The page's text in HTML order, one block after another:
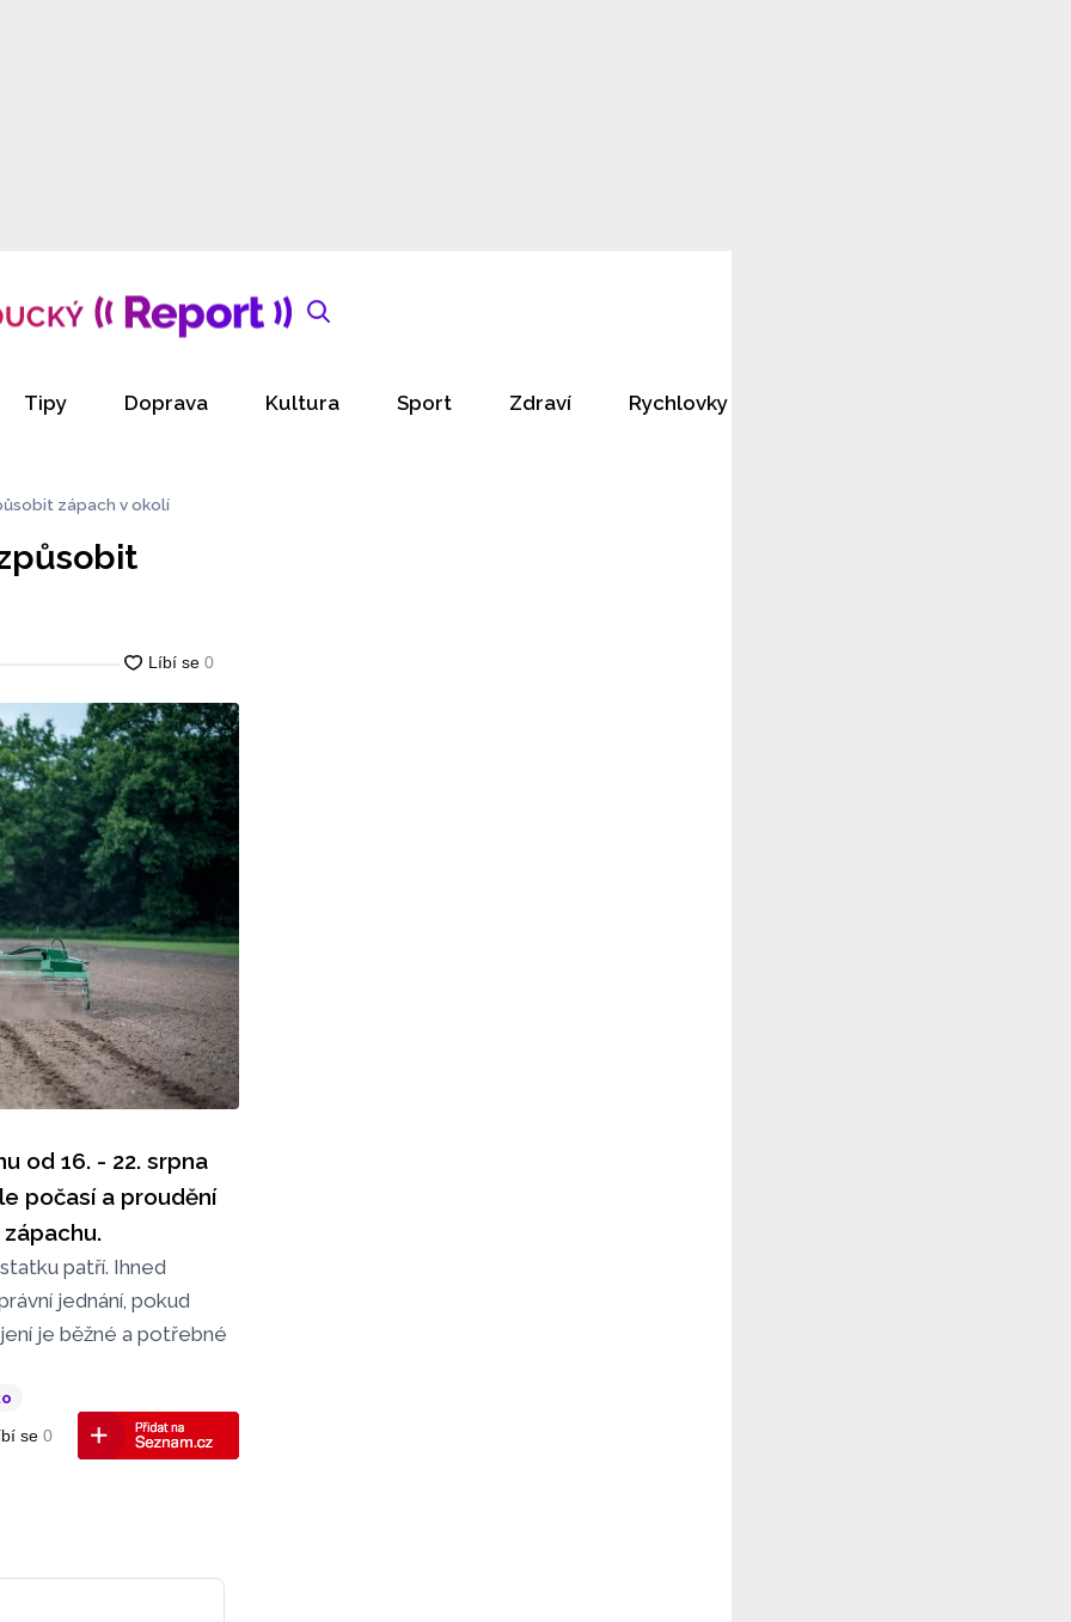
Tipy Doprava Kultura Sport Zdraví Rychlovky
zápach v okolí
od 16. - 22. srpna
počasí a proudění
patří. Ihned
jednání, pokud
je běžné a potřebné